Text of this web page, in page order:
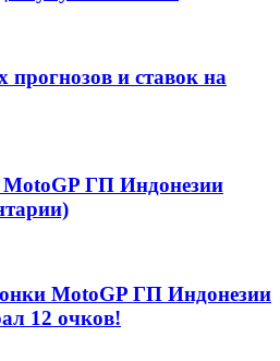
прогнозов и ставок на
MotoGP ГП Индонезии
MotoGP ГП Индонезии
12 очков!